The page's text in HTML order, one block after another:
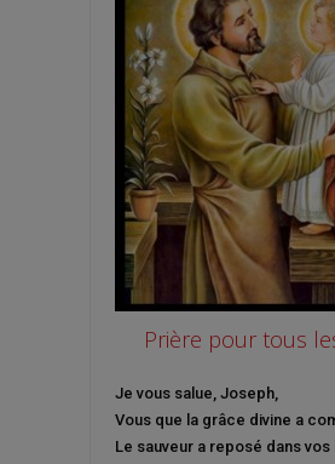
Prière pour tous
Je vous salue, Joseph,
Vous que la grâce divine a
Le sauveur a reposé dans vos